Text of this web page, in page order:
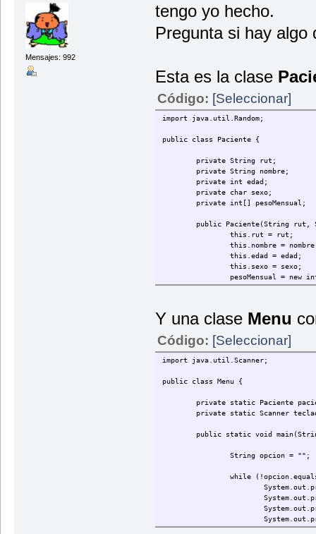
Mensajes: 992
tengo yo hecho.
Pregunta si hay algo
Esta es la clase
Código: [Seleccionar]
import java.util.Random;
public class Paciente {
private String rut;
private String nombre;
private int edad;
private char sexo;
private int[] pesoMensual;
public Paciente(String rut,
this.rut = rut;
this.nombre =
this.edad = edad;
this.sexo = sexo;
pesoMensual = new
public String getRut() {
return rut;
this.rut = rut;
}
public String getNombre() {
public void
this.nombre =
public int getEdad() {
Y una clase Menu
Código: [Seleccionar]
import java.util.Scanner;
public class Menu {
private static Paciente
private static Scanner
public static void
String opcion = "";
while